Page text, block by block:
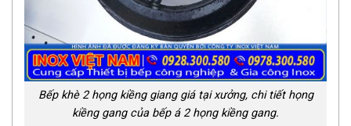
Bếp khè 2 họng kiềng giang giá tại xưởng, chi tiết họng
kiềng gang của bếp á 2 họng kiềng gang.